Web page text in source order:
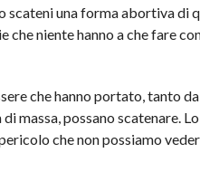
una forma abortiva di
niente hanno a che fare
che hanno portato, tanto
massa, possano scatenare.
che non possiamo